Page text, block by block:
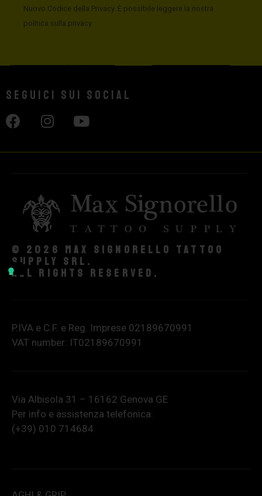
Nuovo Codice della Privacy. È possibile leggere la nostra
politica sulla privacy
Seguici sui social
© 2026 Max Signorello Tattoo
supply srl.
All rights reserved.
P.IVA e C.F. e Reg. Imprese 02189670991
VAT number: IT02189670991
Via Albisola 31 – 16162 Genova GE
Per info e assistenza telefonica:
(+39) 010 714684